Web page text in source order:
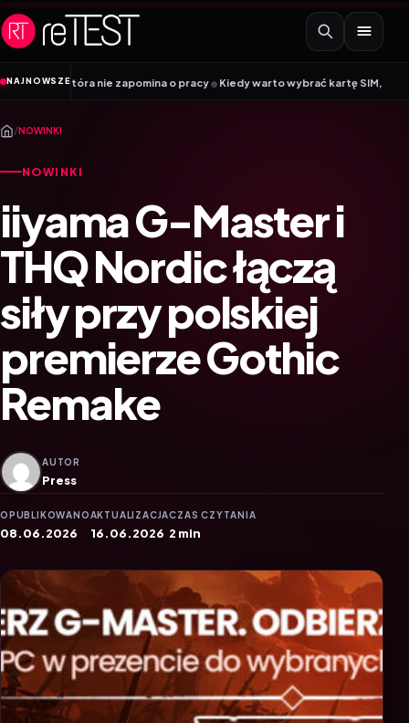
Przejdź do treści
NAJNOWSZE
która nie zapomina o pracy• Kiedy warto wybrać kartę SIM, a kiedy kartę
/NOWINKI
NOWINKI
iiyama G-Master i
THQ Nordic łączą
siły przy polskiej
premierze Gothic
Remake
AUTOR
Press
OPUBLIKOWANO
08.06.2026
AKTUALIZACJA
16.06.2026
CZAS CZYTANIA
2 min